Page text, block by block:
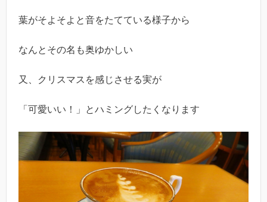
葉がそよそよと音をたてている様子から
なんとその名も奥ゆかしい
又、クリスマスを感じさせる実が
「可愛いい！」とハミングしたくなります